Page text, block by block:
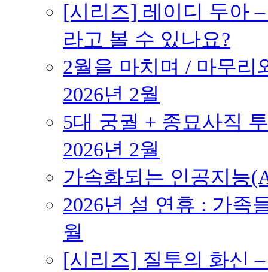
[시리즈] 레이디 두아
라고 볼 수 있나요?
2월을 마치며 / 마무리
2026년 2월
5대 궁궐 + 종묘사직
2026년 2월
가속화되는 인공지능
2026년 설 연휴 : 가족
월
[시리즈] 질투의 화신